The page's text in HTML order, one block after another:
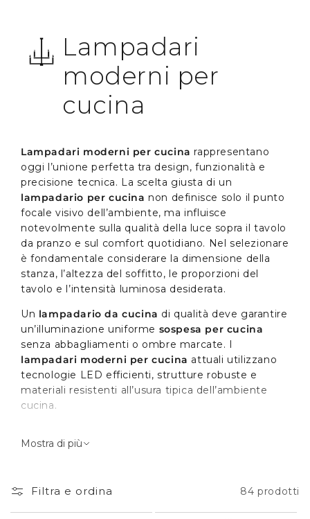
Lampadari
moderni per
cucina
Lampadari moderni per cucina rappresentano
oggi l’unione perfetta tra design, funzionalità e
precisione tecnica. La scelta giusta di un
lampadario per cucina non definisce solo il punto
focale visivo dell’ambiente, ma influisce
notevolmente sulla qualità della luce sopra il tavolo
da pranzo e sul comfort quotidiano. Nel selezionare
è fondamentale considerare la dimensione della
stanza, l’altezza del soffitto, le proporzioni del
tavolo e l’intensità luminosa desiderata.
Un lampadario da cucina di qualità deve garantire
un’illuminazione uniforme sospesa per cucina
senza abbagliamenti o ombre marcate. I
lampadari moderni per cucina attuali utilizzano
tecnologie LED efficienti, strutture robuste e
materiali resistenti all’usura tipica dell’ambiente
cucina.
Lampadario sopra tavolo da
comfort luminoso
La collocazione più comune è illampadario per
Mostra di più
Filtra e ordina 84 prodotti